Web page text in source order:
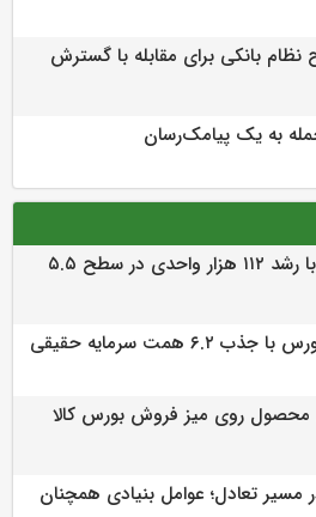
بانکی برای مقابله با گسترش
به یک پیامک‌رسان
بورس تهران با رشد ۱۱۲ هزار واحدی در سطح ۵.۵
همت سرمایه حقیقی
تن محصول روی میز فروش بورس کالا
مسیر تعادل؛ عوامل بنیادی همچنان